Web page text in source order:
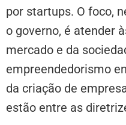
por startups. O foco,
o governo, é atender
mercado e da
empreendedorismo
da criação de
estão entre as